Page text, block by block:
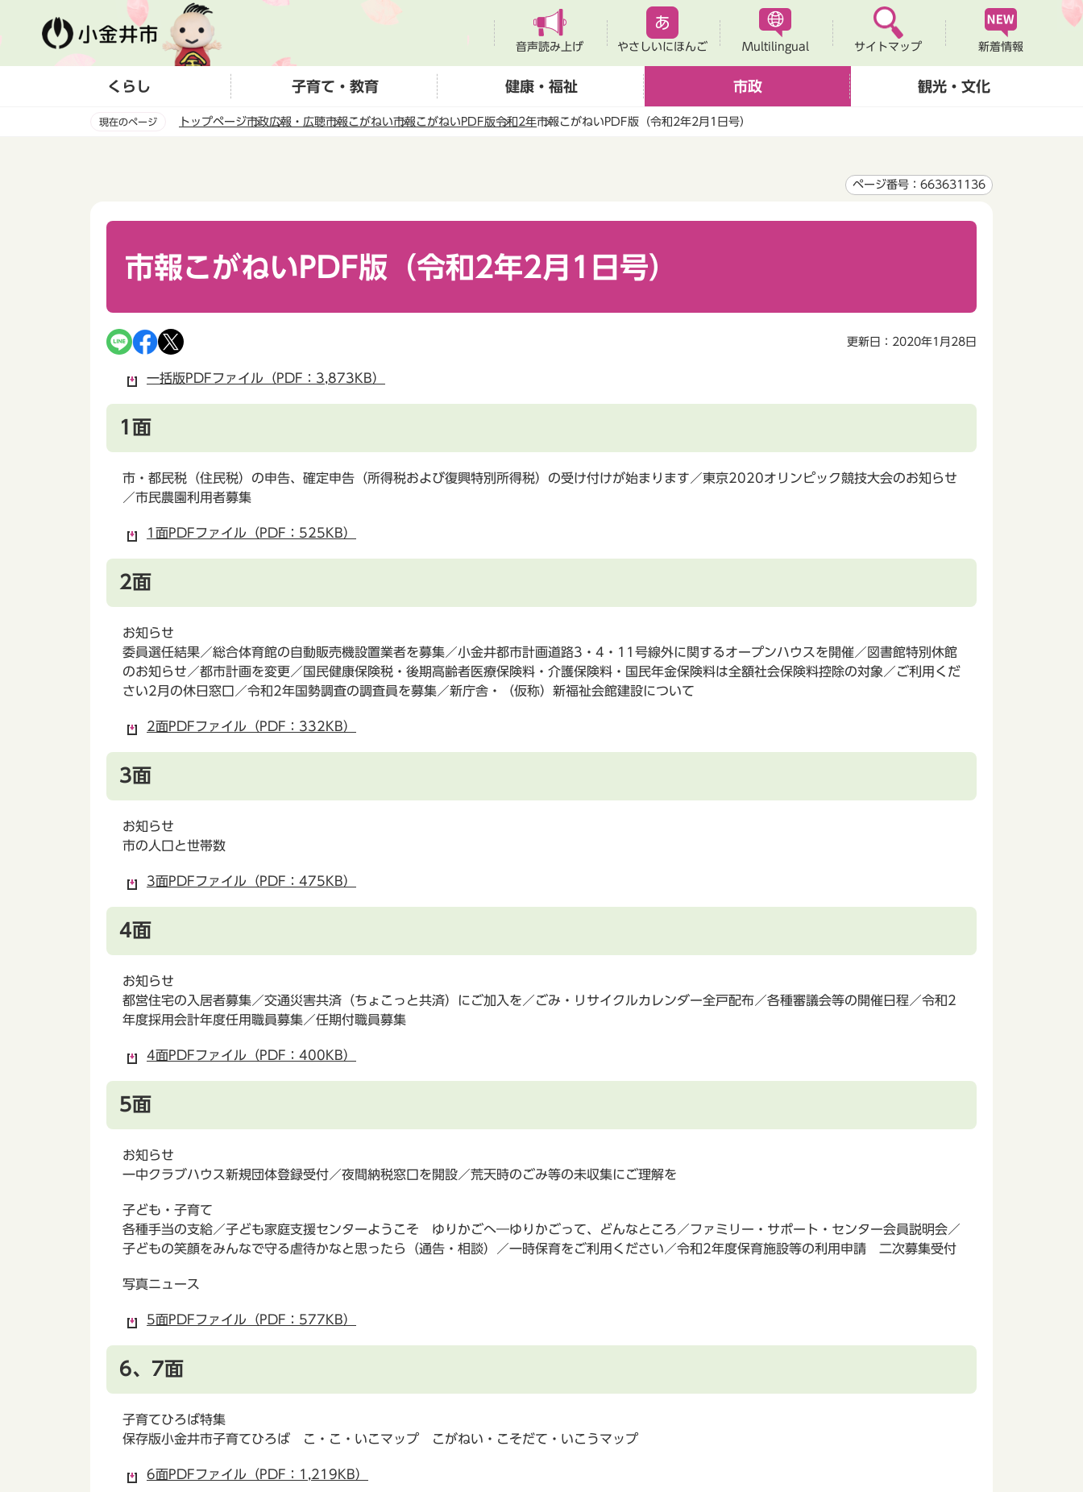
ー
音声読み上げ やさしいにほんご Multilingual サイトマップ 新着情報
くらし 子育て・教育 健康・福祉 市政 観光・文化
現在のページ トップページ市政広報・広聴市報こがねい市報こがねいPDF版令和2年市報こがねいPDF版（令和2年2月1日号）
ページ番号：663631136
市報こがねいPDF版（令和2年2月1日号）
更新日：2020年1月28日
一括版PDFファイル（PDF：3,873KB）
1面
市・都民税（住民税）の申告、確定申告（所得税および復興特別所得税）の受け付けが始まります／東京2020オリンピック競技大会のお知らせ
／市民農園利用者募集
1面PDFファイル（PDF：525KB）
2面
お知らせ
委員選任結果／総合体育館の自動販売機設置業者を募集／小金井都市計画道路3・4・11号線外に関するオープンハウスを開催／図書館特別休館
のお知らせ／都市計画を変更／国民健康保険税・後期高齢者医療保険料・介護保険料・国民年金保険料は全額社会保険料控除の対象／ご利用くだ
さい2月の休日窓口／令和2年国勢調査の調査員を募集／新庁舎・（仮称）新福祉会館建設について
2面PDFファイル（PDF：332KB）
3面
お知らせ
市の人口と世帯数
3面PDFファイル（PDF：475KB）
4面
お知らせ
都営住宅の入居者募集／交通災害共済（ちょこっと共済）にご加入を／ごみ・リサイクルカレンダー全戸配布／各種審議会等の開催日程／令和2
年度採用会計年度任用職員募集／任期付職員募集
4面PDFファイル（PDF：400KB）
5面
お知らせ
一中クラブハウス新規団体登録受付／夜間納税窓口を開設／荒天時のごみ等の未収集にご理解を
子ども・子育て
各種手当の支給／子ども家庭支援センターようこそ ゆりかごへ―ゆりかごって、どんなところ／ファミリー・サポート・センター会員説明会／
子どもの笑顔をみんなで守る虐待かなと思ったら（通告・相談）／一時保育をご利用ください／令和2年度保育施設等の利用申請 二次募集受付
写真ニュース
5面PDFファイル（PDF：577KB）
6、7面
子育てひろば特集
保存版小金井市子育てひろば こ・こ・いこマップ こがねい・こそだて・いこうマップ
6面PDFファイル（PDF：1,219KB）